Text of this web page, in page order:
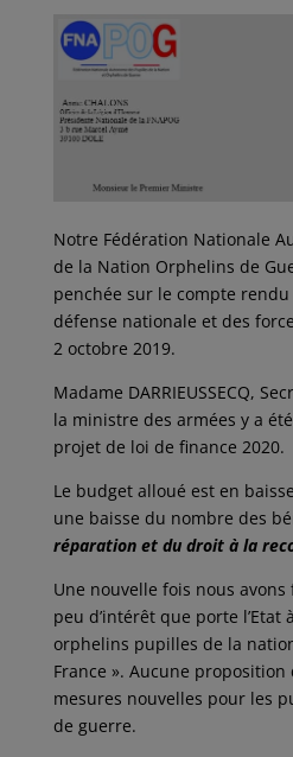
b
o
o
k
e
r
d
I
n
Notre Fédération Nationale
de la Nation Orphelins de
penchée sur le compte
défense nationale et des
2 octobre 2019.
Madame DARRIEUSSECQ,
la ministre des armées y a
projet de loi de finance 2020.
Le budget alloué est en
une baisse du nombre des
réparation et du droit à la
Une nouvelle fois nous avons
peu d’intérêt que porte l’Etat
orphelins pupilles de la
France ». Aucune proposition
mesures nouvelles pour les
de guerre.